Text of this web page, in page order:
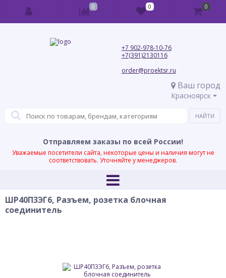
+7 902-978-10-76
+7(391)2130116
order@proektsr.ru
Ваш город
Красноярск
Отправляем заказы по всей России!
Уважаемые посетители сайта, некоторые цены и наличия могут не
соответствовать. Уточняйте у менеджеров.
ШР40П3ЭГ6, Разъем, розетка блочная
соединитель
0 0 0